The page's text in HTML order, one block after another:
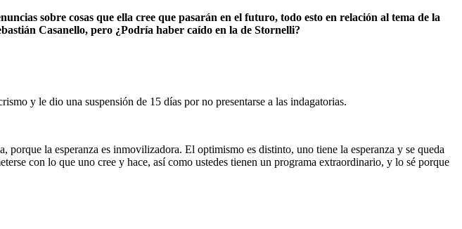
sobre cosas que ella cree que pasarán en el futuro, todo esto en relación al tema de la
Casanello, pero ¿Podría haber caído en la de Stornelli?
y le dio una suspensión de 15 días por no presentarse a las indagatorias.
la esperanza es inmovilizadora. El optimismo es distinto, uno tiene la esperanza y se queda
con lo que uno cree y hace, así como ustedes tienen un programa extraordinario, y lo sé porque